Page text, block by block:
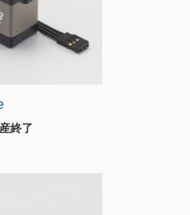
終了